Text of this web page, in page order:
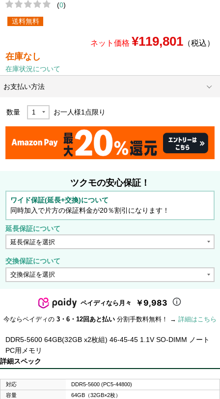
(0)
送料無料
ネット価格 ¥119,801（税込）
在庫なし
在庫状況について
お支払い方法
数量 お一人様1点限り
ツクモの安心保証！
ワイド保証(延長+交換)について
同時加入で片方の保証料金が20％割引になります！
延長保証について
交換保証について
ペイディなら月々 ￥9,983
今ならペイディの 3・6・12回あと払い 分割手数料無料！ → 詳細はこちら
DDR5-5600 64GB(32GB x2枚組) 46-45-45 1.1V SO-DIMM ノート
PC用メモリ
詳細スペック
対応
DDR5-5600 (PC5-44800)
容量
64GB（32GB×2枚）